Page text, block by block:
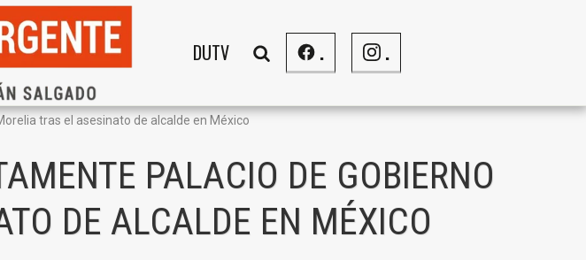
DUTV . .
tras el asesinato de alcalde en México
PALACIO DE GOBIERNO
DE ALCALDE EN MÉXICO